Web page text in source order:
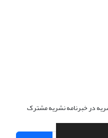
در خبرنامه نشریه مشترک